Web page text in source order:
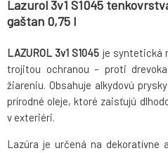
Lazurol 3v1 S1045
gaštan 0,75 l
LAZUROL 3v1 S1045 je syntetická
trojitou ochranou – proti
žiareniu. Obsahuje alkydovú
prírodné oleje, ktoré zaisťujú
v exteriéri.
Lazúra je určená na dekoratívne